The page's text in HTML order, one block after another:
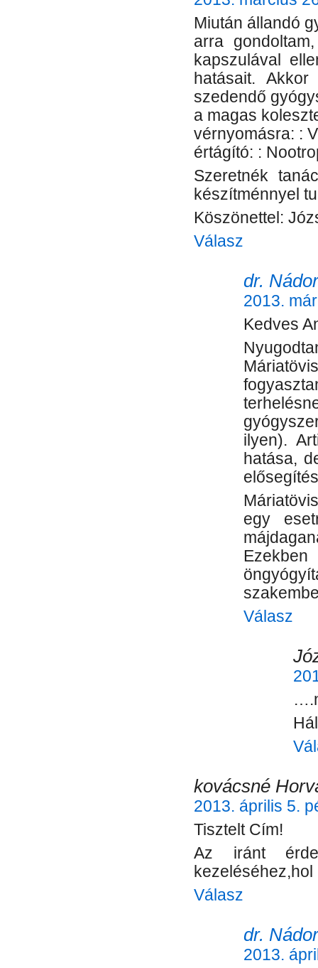
Miután állandó
arra
kapszulával
hatásait.
szedendő
a magas
vérnyomásra: :
értágító: :
Szeretnék
készítménnyel
Köszönettel:
Válasz
dr.
2013.
Kedves
ilyen).
hatása,
egy
Válasz
kovácsné
2013. április 5.
Tisztelt Cím!
Az iránt
Válasz
dr.
2013.